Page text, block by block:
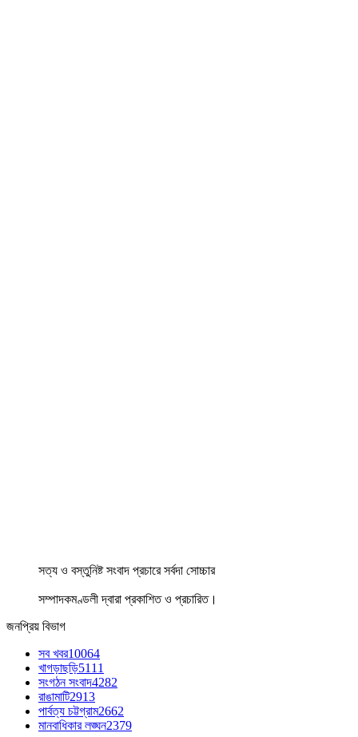
সত্য ও বস্তুনিষ্ট সংবাদ প্রচারে সর্বদা সোচ্চার
সম্পাদকমণ্ডলী দ্বারা প্রকাশিত ও প্রচারিত।
জনপ্রিয় বিভাগ
সব খবর10064
খাগড়াছড়ি5111
সংগঠন সংবাদ4282
রাঙামাটি2913
পার্বত্য চট্টগ্রাম2662
মানবাধিকার লঙ্ঘন2379